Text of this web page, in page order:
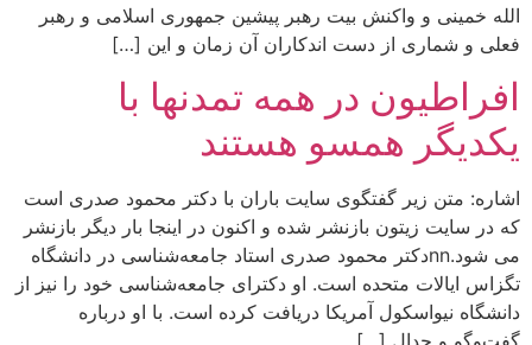
الله خمینی و واکنش بیت رهبر پیشین جمهوری اسلامی و رهبر
فعلی و شماری از دست اندکاران آن زمان و این […]
افراطیون در همه تمدنها با
یکدیگر همسو هستند
اشاره: متن زیر گفتگوی سایت باران با دکتر محمود صدری است
که در سایت زیتون بازنشر شده و اکنون در اینجا بار دیگر بازنشر
می شود.nnدکتر محمود صدری استاد جامعه‌شناسی در دانشگاه
تگزاس ایالات متحده است. او دکترای جامعه‌شناسی خود را نیز از
دانشگاه نیواسکول آمریکا دریافت کرده است. با او درباره